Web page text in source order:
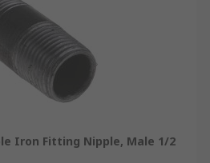
Iron Fitting Nipple, Male 1/2